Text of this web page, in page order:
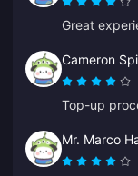
Great
Cameron
Top-up
Mr. Marco